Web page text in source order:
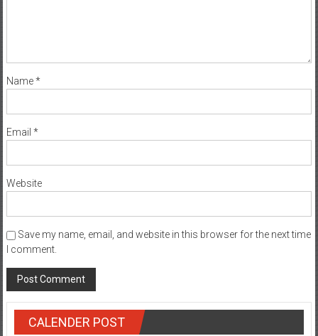
Name*
Email *
Website
Save my name, email, and website in this browser for the next time
I comment.
CALENDER POST